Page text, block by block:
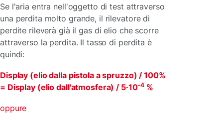
Se l'aria entra nell'oggetto di test attraverso
una perdita molto grande, il rilevatore di
perdite rileverà già il gas di elio che scorre
attraverso la perdita. Il tasso di perdita è
quindi:
Display (elio dalla pistola a spruzzo) / 100%
= Display (elio dall'atmosfera) / 5·10-4 %
oppure